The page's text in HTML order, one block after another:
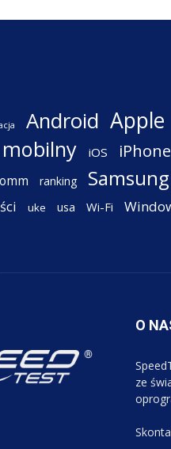
Android Apple
iOS iPhone
ranking Samsung
uke usa Wi-Fi
O
ze